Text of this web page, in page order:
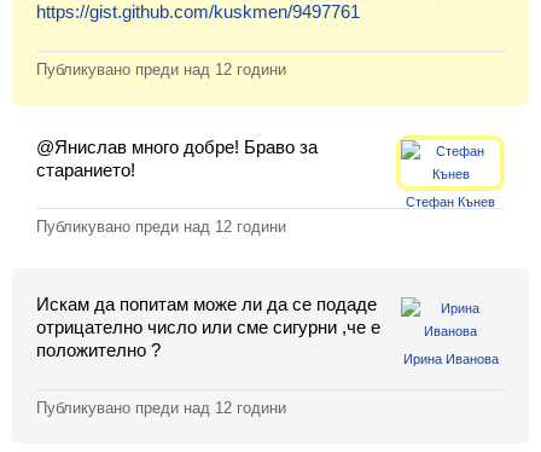
https://gist.github.com/kuskmen/9497761
Публикувано преди над 12 години
Стефан Кънев
@Янислав много добре! Браво за
старанието!
Публикувано преди над 12 години
Ирина Иванова
Искам да попитам може ли да се подаде
отрицателно число или сме сигурни ,че е
положително ?
Публикувано преди над 12 години